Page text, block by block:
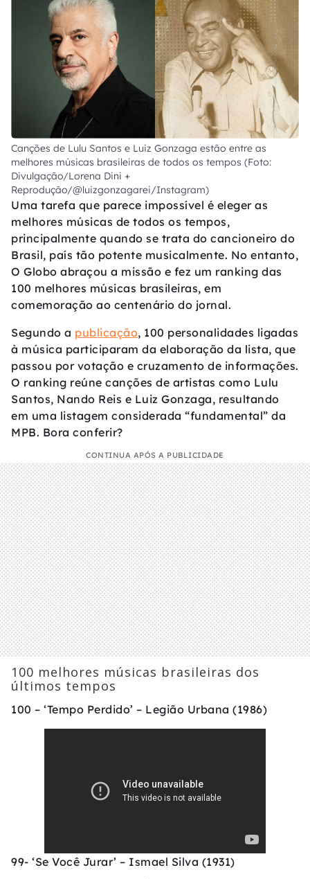
Canções de Lulu Santos e Luiz Gonzaga estão entre as
melhores músicas brasileiras de todos os tempos (Foto:
Divulgação/Lorena Dini +
Reprodução/@luizgonzagarei/Instagram)
Uma tarefa que parece impossível é eleger as
melhores músicas de todos os tempos,
principalmente quando se trata do cancioneiro do
Brasil, país tão potente musicalmente. No entanto,
O Globo abraçou a missão e fez um ranking das
100 melhores músicas brasileiras, em
comemoração ao centenário do jornal.
Segundo a publicação, 100 personalidades ligadas
à música participaram da elaboração da lista, que
passou por votação e cruzamento de informações.
O ranking reúne canções de artistas como Lulu
Santos, Nando Reis e Luiz Gonzaga, resultando
em uma listagem considerada “fundamental” da
MPB. Bora conferir?
CONTINUA APÓS A PUBLICIDADE
100 melhores músicas brasileiras dos
últimos tempos
100 – ‘Tempo Perdido’ – Legião Urbana (1986)
99- ‘Se Você Jurar’ – Ismael Silva (1931)